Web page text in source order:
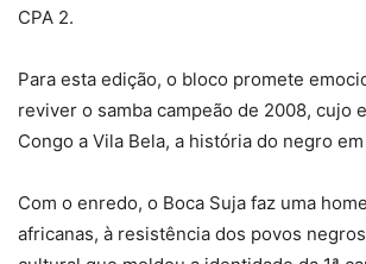
CPA 2.
Para esta edição, o bloco promete
reviver o samba campeão de 2008, cujo
Congo a Vila Bela, a história do negro em
Com o enredo, o Boca Suja faz uma
africanas, à resistência dos povos